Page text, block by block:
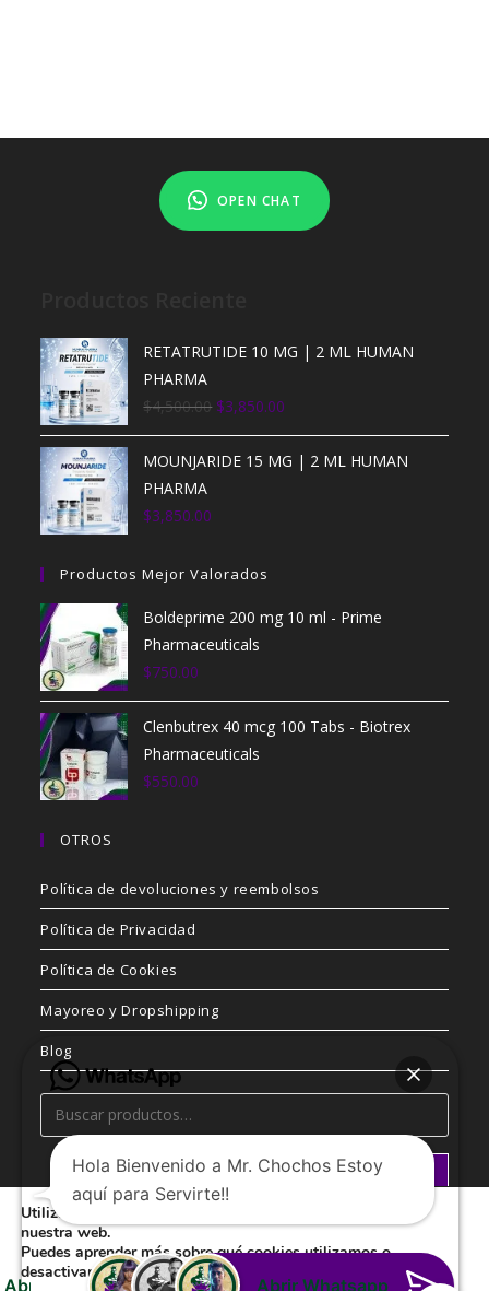
OPEN CHAT
RETATRUTIDE 10 MG | 2 ML HUMAN
PHARMA
$4,500.00 $3,850.00
MOUNJARIDE 15 MG | 2 ML HUMAN
PHARMA
$3,850.00
Productos Mejor Valorados
Boldeprime 200 mg 10 ml - Prime
Pharmaceuticals
$750.00
Clenbutrex 40 mcg 100 Tabs - Biotrex
Pharmaceuticals
$550.00
OTROS
Política de devoluciones y reembolsos
Política de Privacidad
Política de Cookies
Mayoreo y Dropshipping
Blog
BUSCAR
Copyright 2026 - MR. CHOCHOS
Utilizamos cookies para ofrecerte la mejor experiencia en
nuestra web.
Puedes aprender más sobre qué cookies utilizamos o
desactivarlas en losajustes.
Abrir Whatsapp
Hola Bienvenido a Mr. Chochos Estoy
aquí para Servirte!!
Juan Antonio
Kelly Orozco